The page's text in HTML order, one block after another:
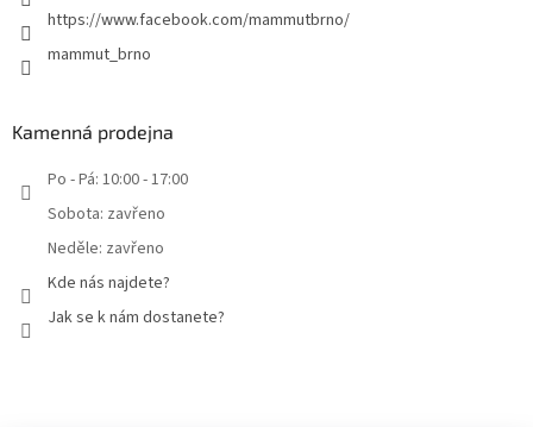
https://www.facebook.com/mammutbrno/
mammut_brno
Kamenná prodejna
Po - Pá: 10:00 - 17:00
Sobota: zavřeno
Neděle: zavřeno
Kde nás najdete?
Jak se k nám dostanete?